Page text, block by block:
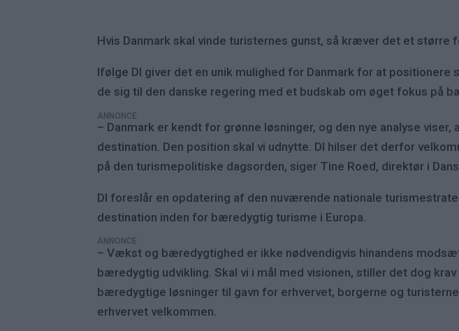
Hvis Danmark skal vinde turisternes gunst, så kræver det et
Ifølge DI giver det en unik mulighed for Danmark for at
de sig til den danske regering med et budskab om øget fokus på
ANNONCE
– Danmark er kendt for grønne løsninger, og den nye analyse
destination. Den position skal vi udnytte. DI hilser det derfor
på den turismepolitiske dagsorden, siger Tine Roed, direktør i
DI foreslår en opdatering af den nuværende nationale
destination inden for bæredygtig turisme i Europa.
ANNONCE
– Vækst og bæredygtighed er ikke nødvendigvis hinandens
bæredygtig udvikling. Skal vi i mål med visionen, stiller det dog
bæredygtige løsninger til gavn for erhvervet, borgerne og
erhvervet velkommen.